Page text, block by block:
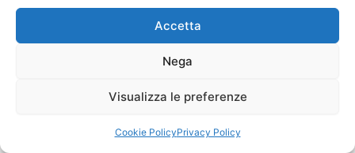
Accetta
Nega
Visualizza le preferenze
Cookie PolicyPrivacy Policy
Copyright © 2026 Il Gatto Blu Giochi educativi Montessori e